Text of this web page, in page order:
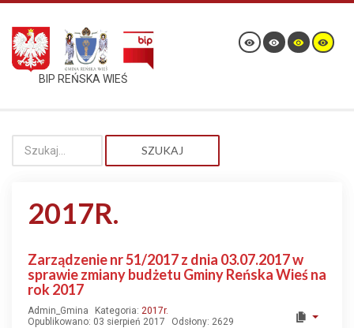
BIP REŃSKA WIEŚ
SZUKAJ
2017R.
Zarządzenie nr 51/2017 z dnia 03.07.2017 w
sprawie zmiany budżetu Gminy Reńska Wieś na
rok 2017
Admin_Gmina Kategoria: 2017r.
Opublikowano: 03 sierpień 2017
Odsłony: 2629